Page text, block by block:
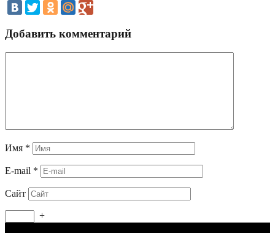
Добавить комментарий
Имя *
E-mail *
Сайт
+